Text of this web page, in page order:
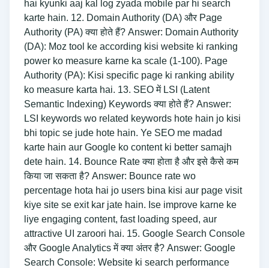
hai kyunki aaj kal log zyada mobile par hi search
karte hain. 12. Domain Authority (DA) और Page
Authority (PA) क्या होते हैं? Answer: Domain Authority
(DA): Moz tool ke according kisi website ki ranking
power ko measure karne ka scale (1-100). Page
Authority (PA): Kisi specific page ki ranking ability
ko measure karta hai. 13. SEO में LSI (Latent
Semantic Indexing) Keywords क्या होते हैं? Answer:
LSI keywords wo related keywords hote hain jo kisi
bhi topic se jude hote hain. Ye SEO me madad
karte hain aur Google ko content ki better samajh
dete hain. 14. Bounce Rate क्या होता है और इसे कैसे कम
किया जा सकता है? Answer: Bounce rate wo
percentage hota hai jo users bina kisi aur page visit
kiye site se exit kar jate hain. Ise improve karne ke
liye engaging content, fast loading speed, aur
attractive UI zaroori hai. 15. Google Search Console
और Google Analytics में क्या अंतर है? Answer: Google
Search Console: Website ki search performance